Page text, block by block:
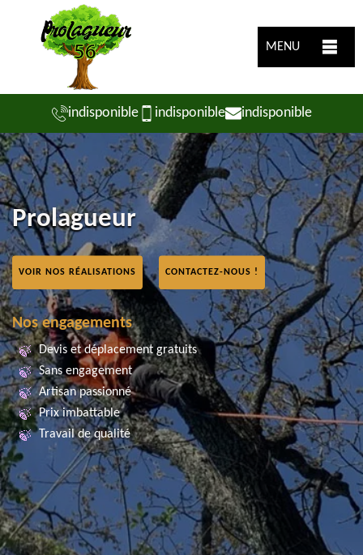
MENU
indisponible indisponible indisponible
Prolagueur
VOIR NOS RÉALISATIONS CONTACTEZ-NOUS !
Nos engagements
Devis et déplacement gratuits
Sans engagement
Artisan passionné
Prix imbattable
Travail de qualité